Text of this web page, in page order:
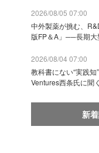
2026/08/05 07:00
中外製薬が挑む、
版FP＆A」──長期大
2026/08/04 07:00
教科書にない“実践
Ventures西条氏に聞
新